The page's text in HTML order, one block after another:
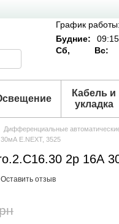
График работы:
Будние:
Сб,
Вс:
Кабель и
укладка
Дифференциальные
E.NEXT, 3525
2р 16А
Оставить отзыв